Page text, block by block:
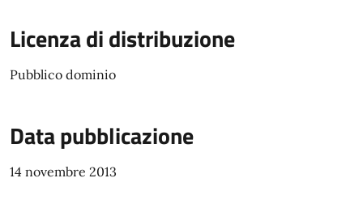
Licenza di distribuzione
Pubblico dominio
Data pubblicazione
14 novembre 2013